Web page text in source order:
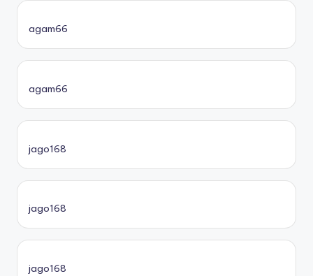
agam66
agam66
jago168
jago168
jago168